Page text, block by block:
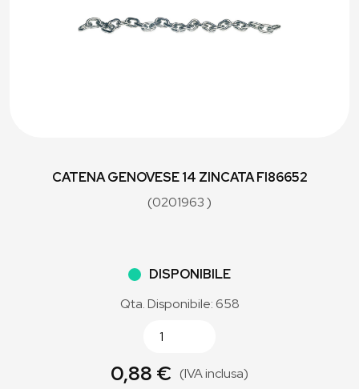
CATENA GENOVESE 14 ZINCATA FI86652
(0201963 )
DISPONIBILE
Qta. Disponibile: 658
0,88 € (IVA inclusa)